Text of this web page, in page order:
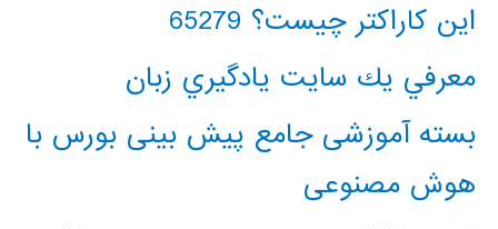
این کاراکتر چیست؟ 65279
معرفي يك سايت يادگيري زبان
بسته آموزشی جامع پیش بینی بورس با
هوش مصنوعی